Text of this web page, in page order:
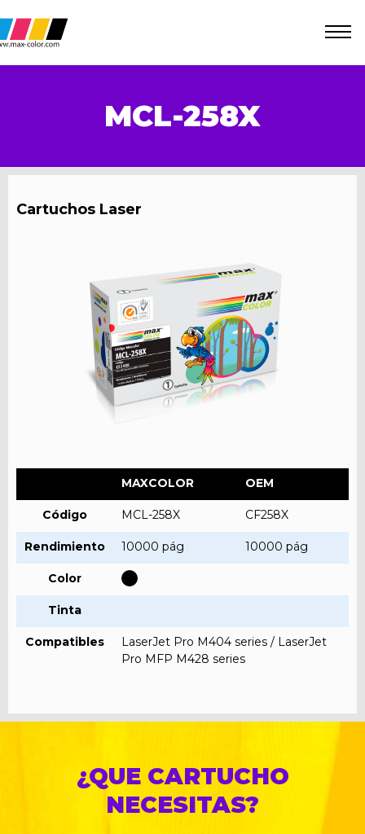
MCL-258X
Cartuchos Laser
MAXCOLOR OEM
Código MCL-258X CF258X
Rendimiento 10000 pág 10000 pág
Color
Tinta
Compatibles
LaserJet Pro M404 series / LaserJet
Pro MFP M428 series
¿QUE CARTUCHO
NECESITAS?